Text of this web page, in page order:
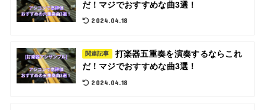
だ！マジでおすすめな曲3選！
2024.04.18
関連記事
打楽器五重奏を演奏するならこれ
だ！マジでおすすめな曲3選！
2024.04.18